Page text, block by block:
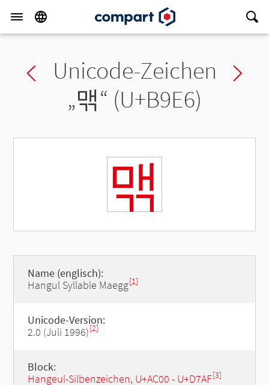
Previous char
Unicode-Zeichen
„맦“ (U+B9E6)
맦
Name (englisch):
Hangul Syllable Maegg[1]
Unicode-Version:
2.0 (Juli 1996)[2]
Block:
Hangeul-Silbenzeichen, U+AC00 - U+D7AF[3]